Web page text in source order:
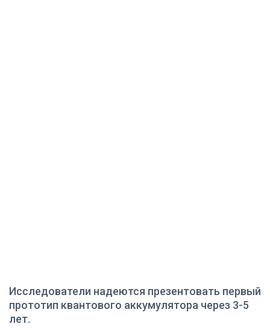
Исследователи надеются презентовать первый
прототип квантового аккумулятора через 3-5
лет.